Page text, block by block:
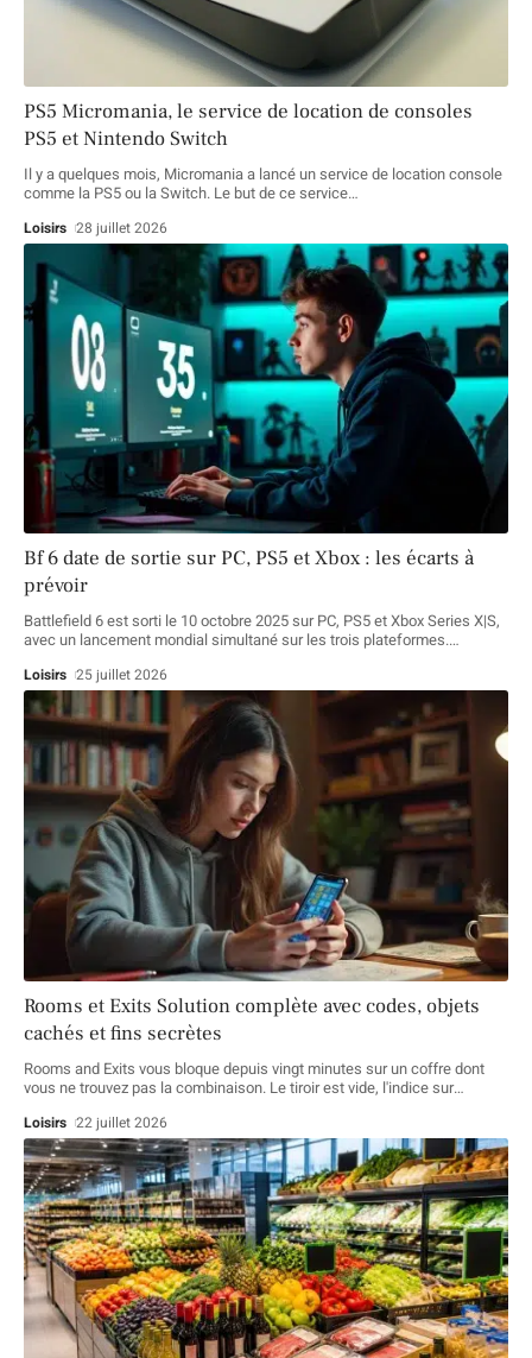
PS5 Micromania, le service de location de consoles
PS5 et Nintendo Switch
Il y a quelques mois, Micromania a lancé un service de location console
comme la PS5 ou la Switch. Le but de ce service…
Loisirs 28 juillet 2026
Bf 6 date de sortie sur PC, PS5 et Xbox : les écarts à
prévoir
Battlefield 6 est sorti le 10 octobre 2025 sur PC, PS5 et Xbox Series X|S,
avec un lancement mondial simultané sur les trois plateformes.…
Loisirs 25 juillet 2026
Rooms et Exits Solution complète avec codes, objets
cachés et fins secrètes
Rooms and Exits vous bloque depuis vingt minutes sur un coffre dont
vous ne trouvez pas la combinaison. Le tiroir est vide, l'indice sur…
Loisirs 22 juillet 2026